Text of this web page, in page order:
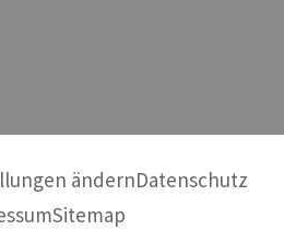
ändernDatenschutz
Sitemap